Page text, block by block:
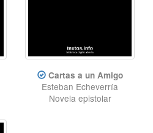
Cartas a un Amigo
Esteban Echeverría
Novela epistolar